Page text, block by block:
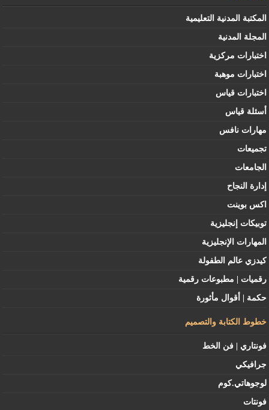
المكتبة المدنية التعليمية
المجلة المدنية
اختبارات مركزية
اختبارات موهبة
اختبارات قياس
أسئلة قياس
مهارات نافس
تجميعات
الجامعات
إدارة النجاح
اكس بوينت
توبيكات إنجليزية
المهارات الإنجليزية
كيدزي عالم الطفولة
رقميات | مطبوعات رقمية
حكمة | أقوال مأثورة
خطوط الكتابة والتصميم
فونتاري | فن الخط
جرافيكي
لوجوهاتي.كوم
فونتات